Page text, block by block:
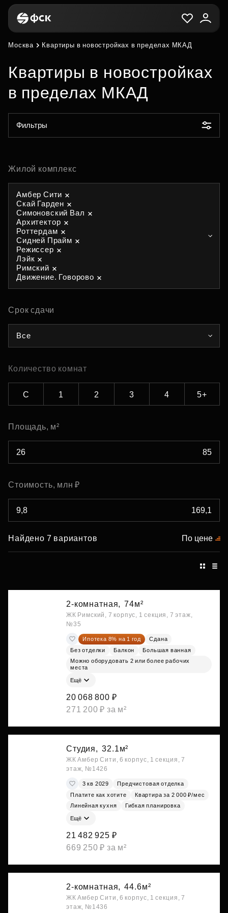
Москва Квартиры в новостройках в пределах МКАД
Квартиры в новостройках
в пределах МКАД
Фильтры
Жилой комплекс
Амбер Сити
Скай Гарден
Симоновский Вал
Архитектор
Роттердам
Сидней Прайм
Режиссер
Лэйк
Римский
Движение. Говорово
Срок сдачи
Все
Количество комнат
С 1 2 3 4 5+
Площадь, м²
Стоимость, млн ₽
Найдено 7 вариантов По цене
2-комнатная, 74м²
ЖК Римский, 7 корпус, 1 секция, 7 этаж,
№35
Ипотека 8% на 1 год
Сдана
Без отделки
Балкон
Большая ванная
Можно оборудовать 2 или более рабочих
места
Ещё
20 068 800 ₽
271 200 ₽ за м²
Студия, 32.1м²
ЖК Амбер Сити, 6 корпус, 1 секция, 7
этаж, №1426
3 кв 2029
Предчистовая отделка
Платите как хотите
Квартира за 2 000 ₽/мес
Линейная кухня
Гибкая планировка
Ещё
21 482 925 ₽
669 250 ₽ за м²
2-комнатная, 44.6м²
ЖК Амбер Сити, 6 корпус, 1 секция, 7
этаж, №1436